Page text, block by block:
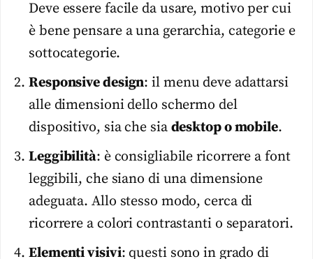
Deve essere facile da usare, motivo per cui
è bene pensare a una gerarchia, categorie e
sottocategorie.
Responsive design: il menu deve adattarsi
alle dimensioni dello schermo del
dispositivo, sia che sia desktop o mobile.
Leggibilità: è consigliabile ricorrere a font
leggibili, che siano di una dimensione
adeguata. Allo stesso modo, cerca di
ricorrere a colori contrastanti o separatori.
Elementi visivi: questi sono in grado di